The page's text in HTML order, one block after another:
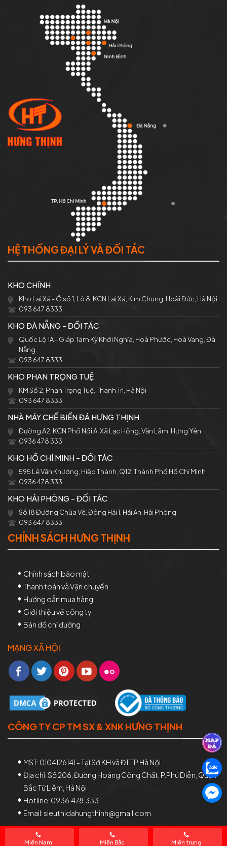
Miền Nam Miền Bắc Miền trung
HỆ THỐNG ĐẠI LÝ VÀ ĐỐI TÁC
KHO CHÍNH
Kho Lai Xá - Ô số 1, Lô 8, KCN Lai Xá, Kim Chung, Hoài Đức, Hà Nội
093 647 8333
KHO ĐÀ NẴNG - ĐỐI TÁC
Quốc Lộ 1A - Giáp Tam Kỳ Khởi Nghĩa, Hoà Phước, Hoà Vang, Đà
Nẵng.
093 647 8333
KHO PHAN TRỌNG TUỆ
KM Số 2, Phan Trọng Tuệ, Thanh Trì, Hà Nội
093 647 8333
NHÀ MÁY CHẾ BIẾN ĐÁ HƯNG THỊNH
Đường A2, KCN Phố Nối A, Xã Lạc Hồng, Văn Lâm, Hưng Yên
0936 478 333
KHO HỒ CHÍ MINH - ĐỐI TÁC
595 Lê Văn Khương, Hiệp Thành, Q12, Thành Phố Hồ Chí Minh
0936 478 333
KHO HẢI PHÒNG - ĐỐI TÁC
Sô 18 Đường Chùa Vẽ, Đông Hải 1, Hải An, Hải Phòng
093 647 8333
CHÍNH SÁCH HƯNG THỊNH
Chính sách bảo mật
Thanh toán và Vận chuyển
Hướng dẫn mua hàng
Giới thiệu về công ty
Bản đồ chỉ đường
MẠNG XÃ HỘI
CÔNG TY CP TM SX & XNK HƯNG THỊNH
MST: 0104126141 - Tại Sở KH và ĐT TP Hà Nội
Địa chỉ: Số 206, Đường Hoàng Công Chất, P.Phú Diễn, Quận
Bắc Từ Liêm, Hà Nội
Hotline: 0936.478.333
Email: sieuthidahungthinh@gmail.com